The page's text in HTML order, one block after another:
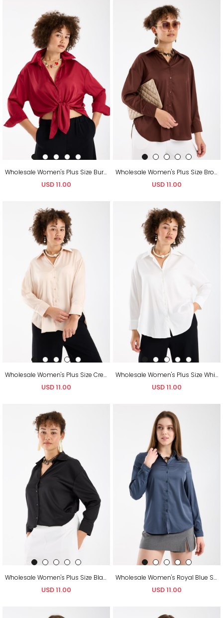
Wholesale Women's Plus Size Burgundy Satin Long-Sleeve Shirt
USD 11.00
Wholesale Women's Plus Size Brown Satin Long-Sleeve Shirt
USD 11.00
Wholesale Women's Plus Size Cream Satin Long-Sleeve Shirt
USD 11.00
Wholesale Women's Plus Size White Satin Long-Sleeve Shirt
USD 11.00
Wholesale Women's Plus Size Black Satin Long-Sleeve Shirt
USD 11.00
Wholesale Women's Royal Blue Satin Long-Sleeve Shirt
USD 11.00